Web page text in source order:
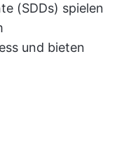
(SDDs) spielen
und bieten